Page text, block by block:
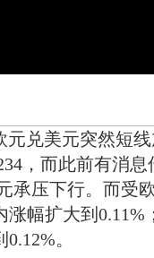
兑美元突然短线
，而此前有消
承压下行。而受
涨幅扩大到
。